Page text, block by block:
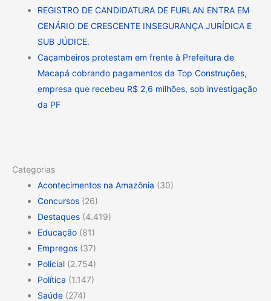
REGISTRO DE CANDIDATURA DE FURLAN ENTRA EM
CENÁRIO DE CRESCENTE INSEGURANÇA JURÍDICA E
SUB JÚDICE.
Caçambeiros protestam em frente à Prefeitura de
Macapá cobrando pagamentos da Top Construções,
empresa que recebeu R$ 2,6 milhões, sob investigação
da PF
Categorias
Acontecimentos na Amazônia (30)
Concursos (26)
Destaques (4.419)
Educação (81)
Empregos (37)
Policial (2.754)
Política (1.147)
Saúde (274)